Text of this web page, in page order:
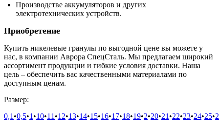
Производстве аккумуляторов и других
электротехнических устройств.
Приобретение
Купить никелевые гранулы по выгодной цене вы можете у
нас, в компании Аврора СпецСталь. Мы предлагаем широкий
ассортимент продукции и гибкие условия доставки. Наша
цель – обеспечить вас качественными материалами по
доступным ценам.
Размер:
0,1•0,5•1•10•11•12•13•14•15•16•17•18•19•2•20•21•22•23•24•25•